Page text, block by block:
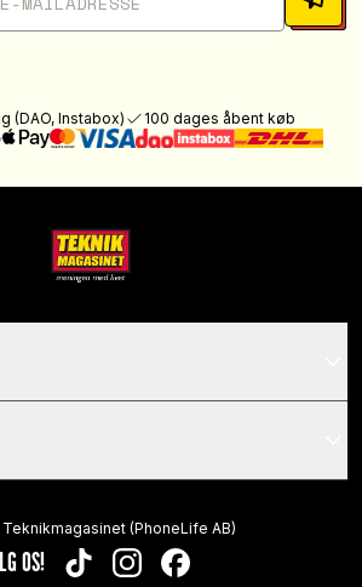
(DAO, Instabox) 100 dages åbent køb
OS! TIKTOKINSTAGRAMFACEBOOK
Teknikmagasinet (PhoneLife AB)